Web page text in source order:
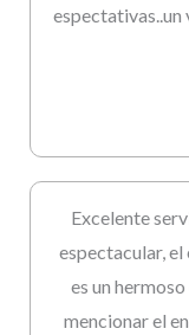
espectativas..un
Excelente
espectacular,
es un
mencionar el